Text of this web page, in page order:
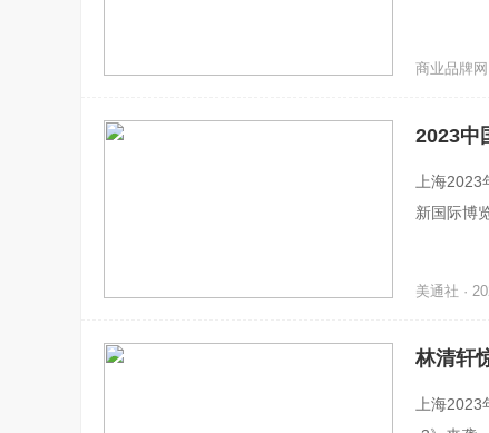
商业品牌
2023中
上海
新国际博
美通社 ·
林清轩
上海